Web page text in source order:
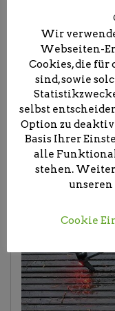
Wir
Webseiten-
Cookies, die für
sind, sowie
selbst
Option zu
Basis Ihrer
alle
stehen.
unseren
Cookie